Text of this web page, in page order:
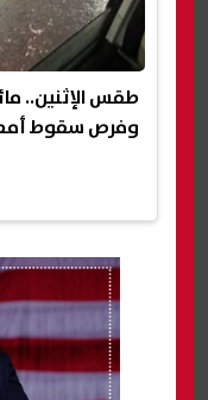
طقس الإثنين..
وفرص سقوط